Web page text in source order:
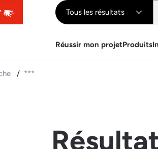
Tous les résultats
Réussir mon projetProduits
***